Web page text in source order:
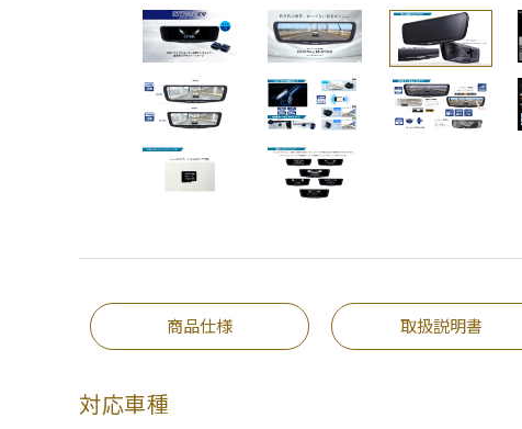
商品仕様 取扱説明書
対応車種